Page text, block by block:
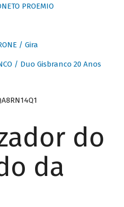
PROEMIO
/ Gira
/ Duo Gisbranco 20 Anos
do
da